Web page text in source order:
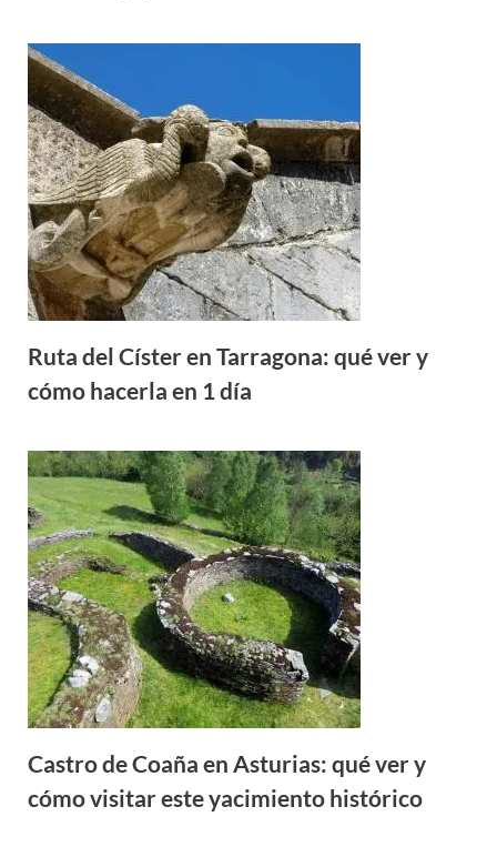
Ruta del Císter en Tarragona: qué ver y
cómo hacerla en 1 día
Castro de Coaña en Asturias: qué ver y
cómo visitar este yacimiento histórico